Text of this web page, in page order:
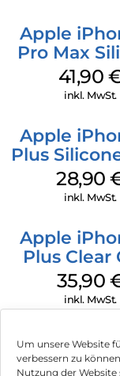
Um unsere Website
verbessern zu
Nutzung der
Apple
Pro Max
Case41,90
inkl. MwSt.
Apple
Plus
MagSafe
28,90
inkl. MwSt.
Apple
Plus Clear
35,90
inkl. MwSt.